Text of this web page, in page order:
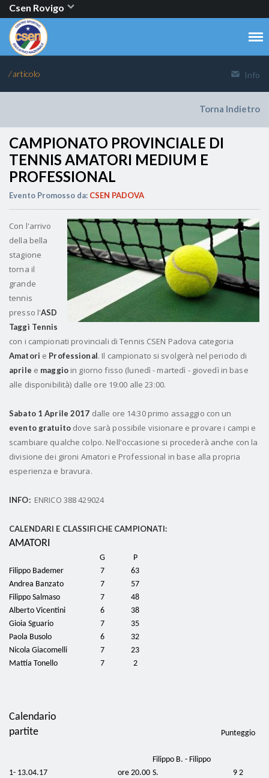
Csen Rovigo
⁄ articolo Info
Torna Indietro
CAMPIONATO PROVINCIALE DI
TENNIS AMATORI MEDIUM E
PROFESSIONAL
Evento Promosso da: CSEN PADOVA
Con l'arrivo
della bella
stagione
torna il
grande
tennis
presso l'ASD
Taggì Tennis
con i campionati provinciali di Tennis CSEN Padova categoria
Amatori e Professional. Il campionato si svolgerà nel periodo di
aprile e maggioin giorno fisso (lunedì - martedì - giovedì in base
alle disponibilità) dalle ore 19:00 alle 23:00.
Sabato 1 Aprile 2017 dalle ore 14:30 primo assaggio con un
evento gratuitodove sarà possibile visionare e provare i campi e
scambiare qualche colpo. Nell'occasione si procederà anche con la
divisione dei gironi Amatori e Professional in base alla propria
esperienza e bravura.
INFO: ENRICO 388 429024
CALENDARI E CLASSIFICHE CAMPIONATI:
AMATORI
G
P
Filippo Bademer
7
63
Andrea Banzato
7
57
Filippo Salmaso
7
48
Alberto Vicentini
6
38
Gioia Sguario
7
35
Paola Busolo
6
32
Nicola Giacomelli
7
23
Mattia Tonello
7 2
Calendario
partite
Punteggio
1- 13.04.17 ore 20.00
Filippo B. - Filippo
S.
9 2